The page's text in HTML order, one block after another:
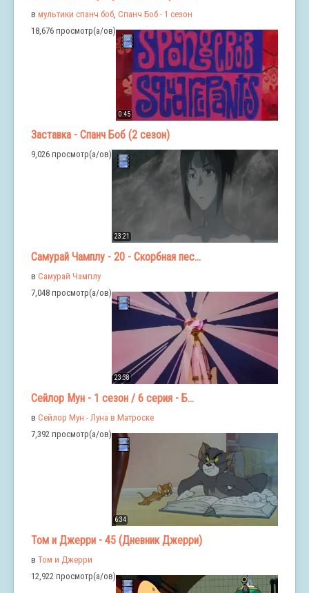
в мультики спанч боб Спанч Боб - 1 сезон
18,676 просмотр(а/ов)
0:45
Заставка - Спанч Боб (2 сезон)
9,026 просмотр(а/ов)
23:21
Самурай Чамплу - 20 - Скорбная пес...
в Самурай Чамплу
7,048 просмотр(а/ов)
23:38
Сейлор Мун - 1 сезон / 6 серия - Б...
в Сейлор Мун - Луна в Матроске
7,392 просмотр(а/ов)
6:34
Том и Джерри - 45 (Дневник Джерри)
в Том и Джерри
12,922 просмотр(а/ов)